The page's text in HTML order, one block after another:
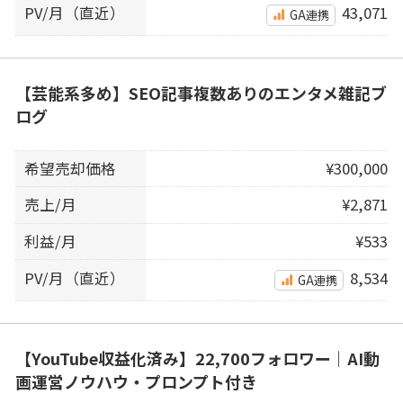
PV/月（直近） GA連携 43,071
【芸能系多め】SEO記事複数ありのエンタメ雑記ブ
ログ
希望売却価格
¥300,000
売上/月
¥2,871
利益/月
¥533
PV/月（直近）
GA連携 8,534
【YouTube収益化済み】22,700フォロワー｜AI動
画運営ノウハウ・プロンプト付き